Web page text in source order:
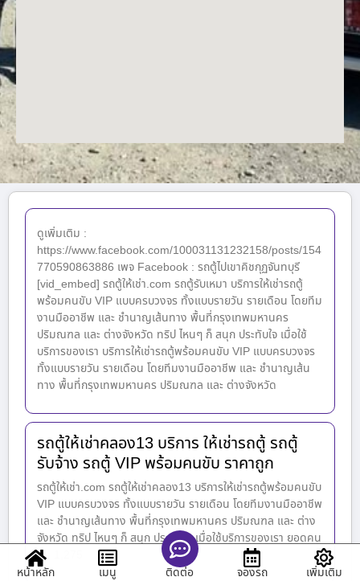
ดูเพิ่มเติม :
https://www.facebook.com/100031131232158/posts/154
770590863886 เพจ Facebook : รถตู้ไปเขาคิชกุฏจันทบุรี
[vid_embed] รถตู้ให้เช่า.com รถตู้รับเหมา บริการให้เช่ารถตู้
พร้อมคนขับ VIP แบบครบวงจร ทั้งแบบรายวัน รายเดือน โดยทีม
งานมืออาชีพ และ ชำนาญเส้นทาง พื้นที่กรุงเทพมหานคร
ปริมณฑล และ ต่างจังหวัด ทริป ไหนๆ ก็ สนุก ประทับใจ เมื่อใช้
บริการของเรา บริการให้เช่ารถตู้พร้อมคนขับ VIP แบบครบวงจร
ทั้งแบบรายวัน รายเดือน โดยทีมงานมืออาชีพ และ ชำนาญเส้น
ทาง พื้นที่กรุงเทพมหานคร ปริมณฑล และ ต่างจังหวัด
รถตู้ให้เช่าคลอง13 บริการ ให้เช่ารถตู้ รถตู้
รับจ้าง รถตู้ VIP พร้อมคนขับ ราคาถูก
รถตู้ให้เช่า.com รถตู้ให้เช่าคลอง13 บริการให้เช่ารถตู้พร้อมคนขับ
VIP แบบครบวงจร ทั้งแบบรายวัน รายเดือน โดยทีมงานมืออาชีพ
และ ชำนาญเส้นทาง พื้นที่กรุงเทพมหานคร ปริมณฑล และ ต่าง
จังหวัด ทริป ไหนๆ ก็ สนุก ประทับใจ เมื่อใช้บริการของเรา ยอดคน
ดู : 1,275
หน้าหลัก
เมนู ติดต่อ จองรถ เพิ่มเติม